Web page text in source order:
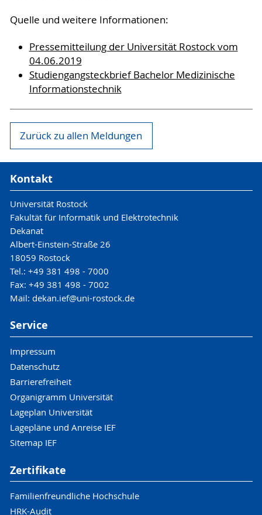
Quelle und weitere Informationen:
Pressemitteilung der Universität Rostock vom
04.06.2019
Studiengangsteckbrief Bachelor Medizinische
Informationstechnik
Zurück zu allen Meldungen
Kontakt
Universität Rostock
Fakultät für Informatik und Elektrotechnik
Dekanat
Albert-Einstein-Straße 26
18059 Rostock
Tel.: +49 381 498 - 7000
Fax: +49 381 498 - 7002
Mail: dekan.ief@uni-rostock.de
Service
Impressum
Datenschutz
Barrierefreiheit
Organigramm Universität
Lageplan Universität
Lagepläne und Anreise IEF
Sitemap IEF
Zertifikate
Familienfreundliche Hochschule
HRK-Audit